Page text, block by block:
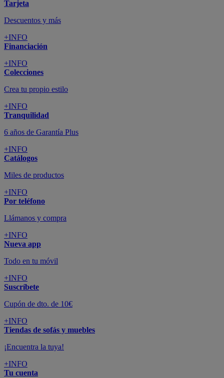
Tarjeta
Descuentos y más
+INFO
Financiación
+INFO
Colecciones
Crea tu propio estilo
+INFO
Tranquilidad
6 años de Garantía Plus
+INFO
Catálogos
Miles de productos
+INFO
Por teléfono
Llámanos y compra
+INFO
Nueva app
Todo en tu móvil
+INFO
Suscríbete
Cupón de dto. de 10€
+INFO
Tiendas de sofás y muebles
¡Encuentra la tuya!
+INFO
Tu cuenta